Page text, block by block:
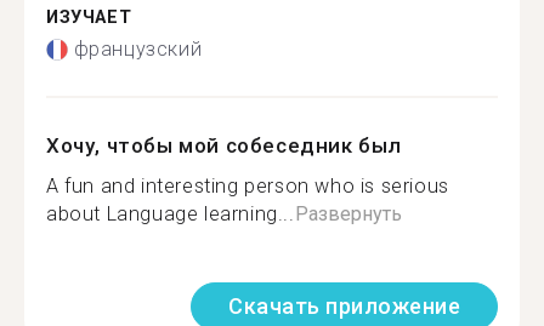
ИЗУЧАЕТ
французский
Хочу, чтобы мой собеседник был
A fun and interesting person who is serious
about Language learning...Развернуть
Скачать приложение